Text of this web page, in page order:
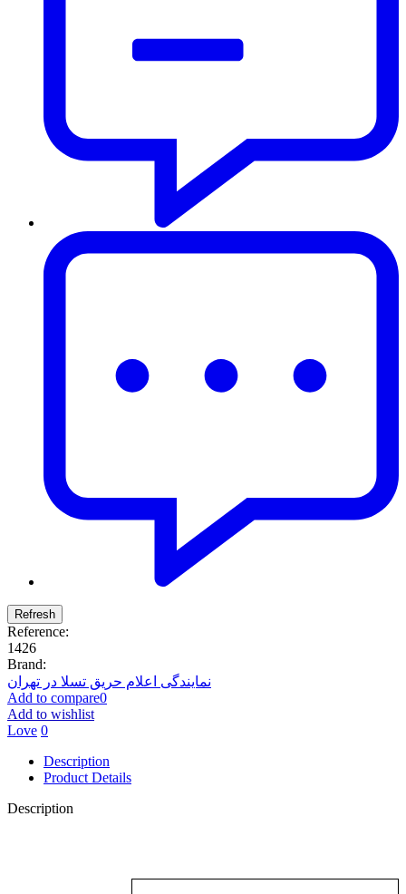
Reference:
1426
Brand:
نمایندگی اعلام حریق تسلا در تهران
Add to compare0
Add to wishlist
Love 0
Description
Product Details
Description